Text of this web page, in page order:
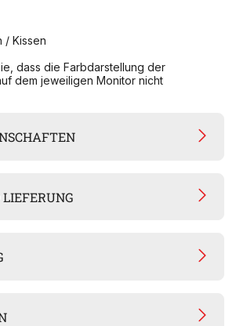
/ Kissen
dass die Farbdarstellung der
dem jeweiligen Monitor nicht